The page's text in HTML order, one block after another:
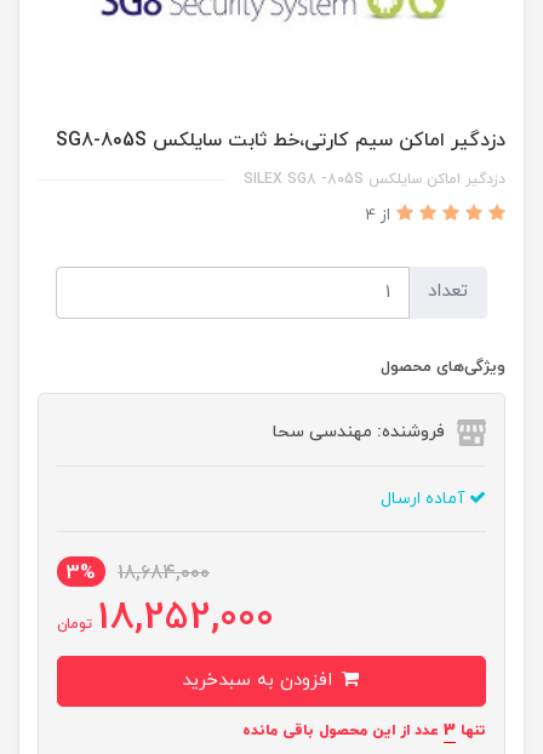
دزدگیر اماکن سیم کارتی،خط ثابت سایلکس SG8-805S
دزدگیر اماکن سایلکس SILEX SG8 -805S
از 4
تعداد
ویژگی‌های محصول
فروشنده: مهندسی سحا
آماده ارسال
18,684,000
3%
18,252,000 تومان
تنها 3 عدد از این محصول باقی مانده